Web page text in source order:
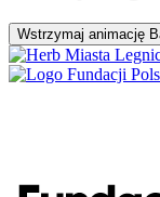
Wstrzymaj animację